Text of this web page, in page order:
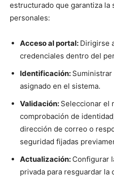
estructurado que garantiza la
personales:
Acceso al portal: Dirigirse
credenciales dentro del
Identificación:
asignado en el sistema.
Validación: Seleccionar el
comprobación de
dirección de correo o
seguridad fijadas
Actualización: Configurar
privada para resguardar la